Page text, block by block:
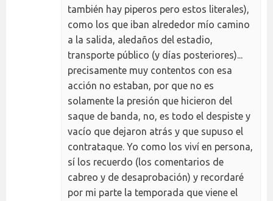
también hay piperos pero estos literales),
como los que iban alrededor mío camino
a la salida, aledaños del estadio,
transporte público (y días posteriores)...
precisamente muy contentos con esa
acción no estaban, por que no es
solamente la presión que hicieron del
saque de banda, no, es todo el despiste y
vacío que dejaron atrás y que supuso el
contrataque. Yo como los viví en persona,
sí los recuerdo (los comentarios de
cabreo y de desaprobación) y recordaré
por mi parte la temporada que viene el